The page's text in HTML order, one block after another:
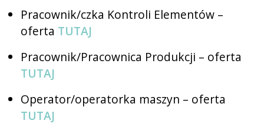
Pracownik/czka Kontroli Elementów –
oferta TUTAJ
Pracownik/Pracownica Produkcji – oferta
TUTAJ
Operator/operatorka maszyn – oferta
TUTAJ